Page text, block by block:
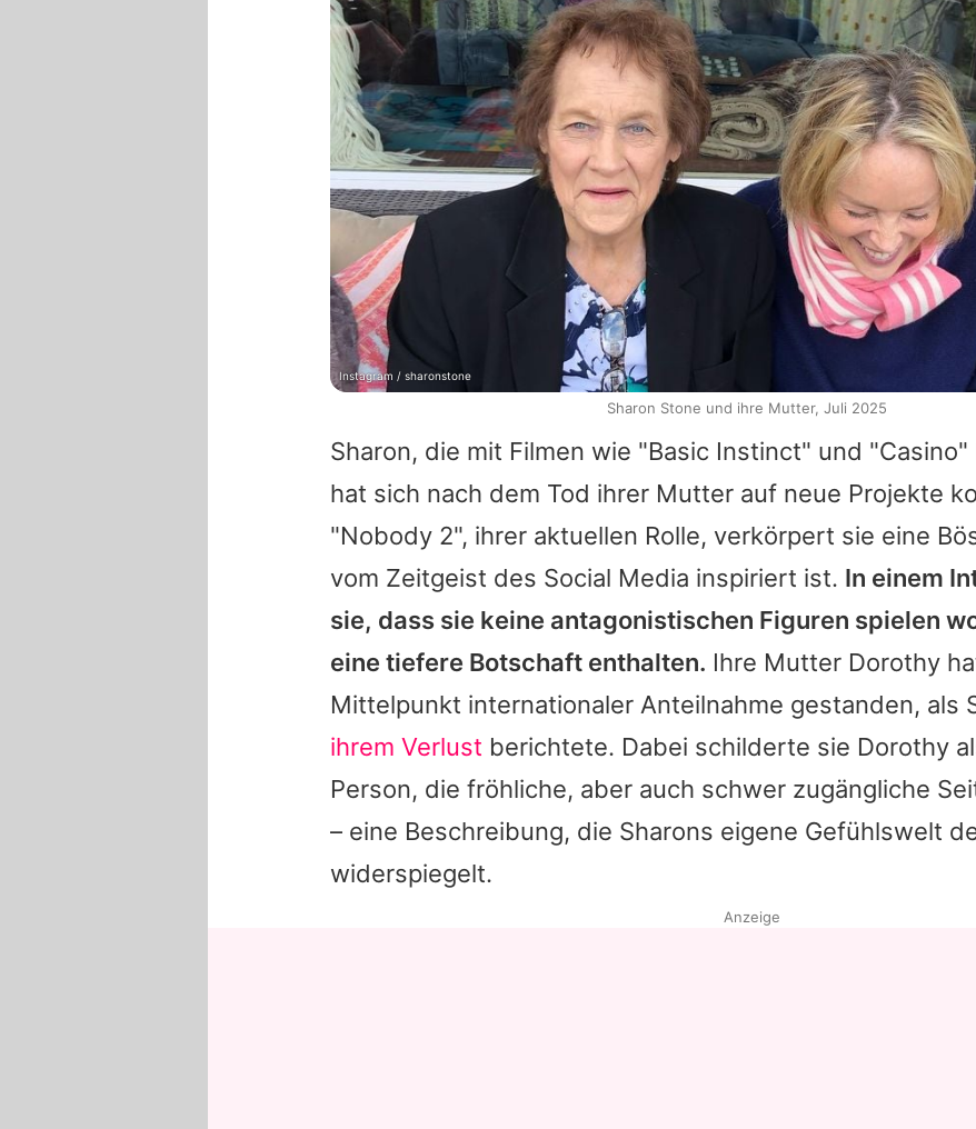
Sharon, die mit Filmen wie "Basic Instinct" und
hat sich nach dem Tod ihrer Mutter auf neue Projekte
"Nobody 2", ihrer aktuellen Rolle, verkörpert sie eine
vom Zeitgeist des Social Media inspiriert ist. In einem
sie, dass sie keine antagonistischen Figuren spielen
eine tiefere Botschaft enthalten. Ihre Mutter Dorothy
Mittelpunkt internationaler Anteilnahme gestanden, als
ihrem Verlust berichtete. Dabei schilderte sie Dorothy
Person, die fröhliche, aber auch schwer zugängliche
– eine Beschreibung, die Sharons eigene Gefühlswelt
widerspiegelt.
Instagram / sharonstone
Sharon Stone und ihre Mutter, Juli 2025
Anzeige